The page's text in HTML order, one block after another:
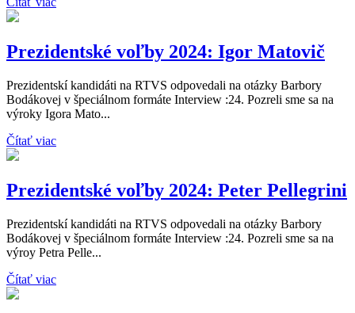
Prezidentské voľby 2024: Igor Matovič
Prezidentskí kandidáti na RTVS odpovedali na otázky Barbory
Bodákovej v špeciálnom formáte Interview :24. Pozreli sme sa na
výroky Igora Mato...
Čítať viac
Prezidentské voľby 2024: Peter Pellegrini
Prezidentskí kandidáti na RTVS odpovedali na otázky Barbory
Bodákovej v špeciálnom formáte Interview :24. Pozreli sme sa na
výroy Petra Pelle...
Čítať viac